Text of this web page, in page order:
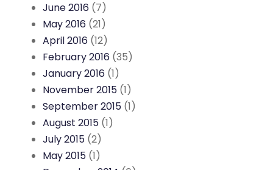
June 2016 (7)
May 2016 (21)
April 2016 (12)
February 2016 (35)
January 2016 (1)
November 2015 (1)
September 2015 (1)
August 2015 (1)
July 2015 (2)
May 2015 (1)